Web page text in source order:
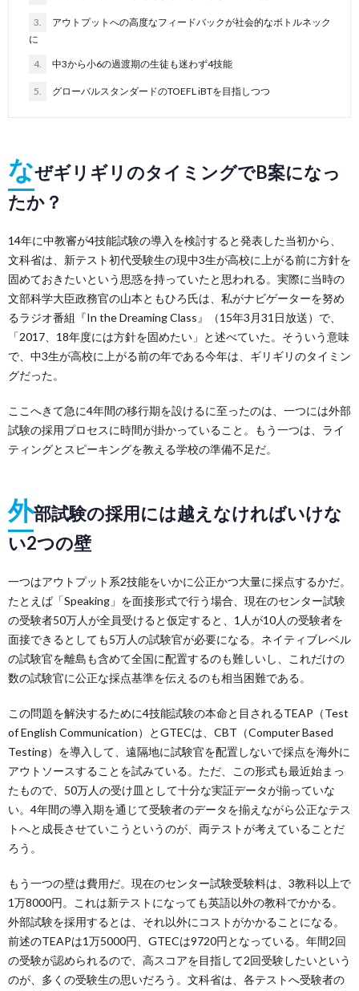
3.
アウトプットへの高度なフィードバックが社会的なボトルネック
に
4. 中3から小6の過渡期の生徒も迷わず4技能
5. グローバルスタンダードのTOEFL iBTを目指しつつ
なぜギリギリのタイミングでB案になっ
たか？
14年に中教審が4技能試験の導入を検討すると発表した当初から、
文科省は、新テスト初代受験生の現中3生が高校に上がる前に方針を
固めておきたいという思惑を持っていたと思われる。実際に当時の
文部科学大臣政務官の山本ともひろ氏は、私がナビゲーターを努め
るラジオ番組『In the Dreaming Class』（15年3月31日放送）で、
「2017、18年度には方針を固めたい」と述べていた。そういう意味
で、中3生が高校に上がる前の年である今年は、ギリギリのタイミン
グだった。
ここへきて急に4年間の移行期を設けるに至ったのは、一つには外部
試験の採用プロセスに時間が掛かっていること。もう一つは、ライ
ティングとスピーキングを教える学校の準備不足だ。
外部試験の採用には越えなければいけな
い2つの壁
一つはアウトプット系2技能をいかに公正かつ大量に採点するかだ。
たとえば「Speaking」を面接形式で行う場合、現在のセンター試験
の受験者50万人が全員受けると仮定すると、1人が10人の受験者を
面接できるとしても5万人の試験官が必要になる。ネイティブレベル
の試験官を離島も含めて全国に配置するのも難しいし、これだけの
数の試験官に公正な採点基準を伝えるのも相当困難である。
この問題を解決するために4技能試験の本命と目されるTEAP（Test
of English Communication）とGTECは、CBT（Computer Based
Testing）を導入して、遠隔地に試験官を配置しないで採点を海外に
アウトソースすることを試みている。ただ、この形式も最近始まっ
たもので、50万人の受け皿として十分な実証データが揃っていな
い。4年間の導入期を通じて受験者のデータを揃えながら公正なテス
トへと成長させていこうというのが、両テストが考えていることだ
ろう。
もう一つの壁は費用だ。現在のセンター試験受験料は、3教科以上で
1万8000円。これは新テストになっても英語以外の教科でかかる。
外部試験を採用するとは、それ以外にコストがかかることになる。
前述のTEAPは1万5000円、GTECは9720円となっている。年間2回
の受験が認められるので、高スコアを目指して2回受験したいという
のが、多くの受験生の思いだろう。文科省は、各テストへ受験者の